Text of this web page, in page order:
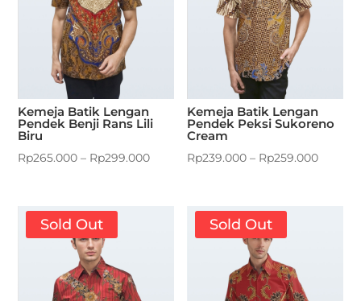
Kemeja Batik Lengan
Pendek Benji Rans Lili
Biru
Rp265.000 – Rp299.000
Kemeja Batik Lengan
Pendek Peksi Sukoreno
Cream
Rp239.000 – Rp259.000
Sold Out Sold Out